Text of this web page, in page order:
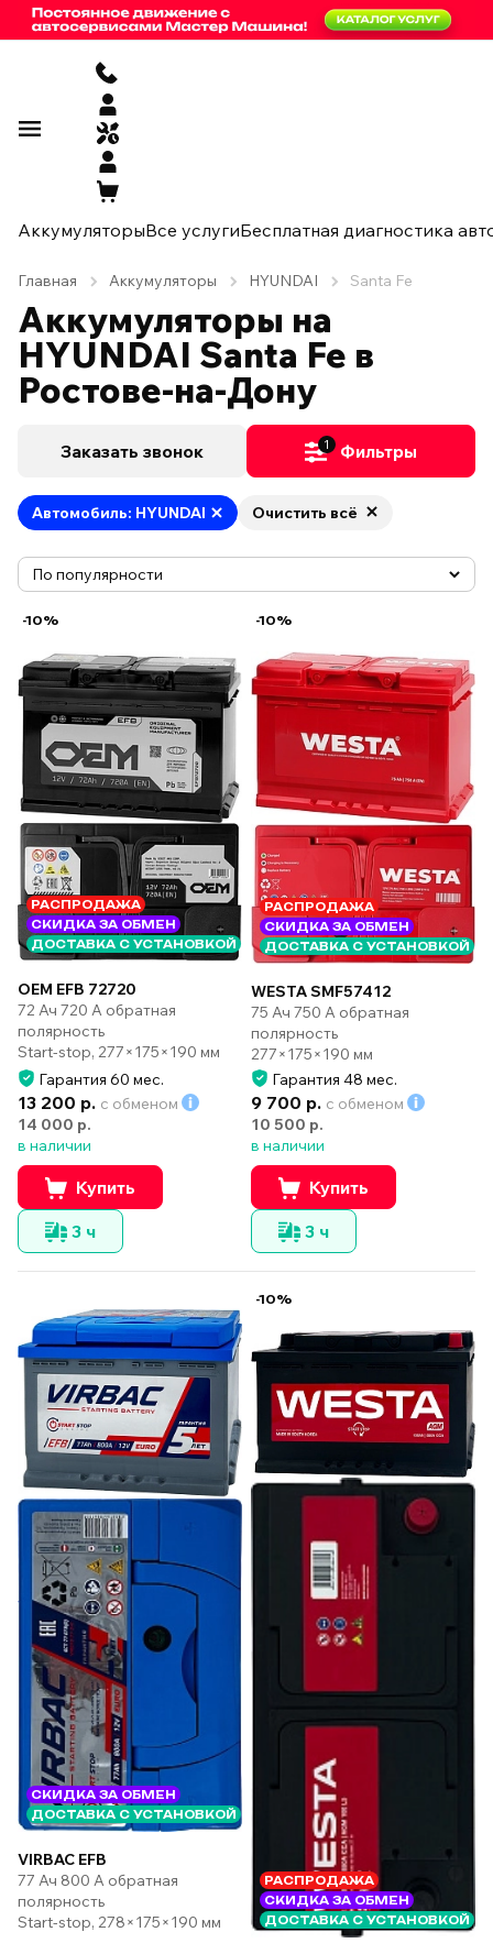
АккумуляторыВсе услугиБесплатная диагностика
Главная Аккумуляторы HYUNDAI Santa Fe
Аккумуляторы на
HYUNDAI Santa Fe в
Ростове-на-Дону
Заказать звонок 1 Фильтры
Автомобиль: HYUNDAI Очистить всё
-10%
РАСПРОДАЖА
СКИДКА ЗА ОБМЕН
ДОСТАВКА С УСТАНОВКОЙ
OEM EFB 72720
72 Ач 720 А обратная
полярность
Start-stop, 277×175×190 мм
Гарантия 60 мес.
13 200 р. с обменом
14 000 р.
в наличии
Купить
3 ч
-10%
РАСПРОДАЖА
СКИДКА ЗА ОБМЕН
ДОСТАВКА С УСТАНОВКОЙ
WESTA SMF57412
75 Ач 750 А обратная
полярность
277×175×190 мм
Гарантия 48 мес.
9 700 р. с обменом
10 500 р.
в наличии
Купить
3 ч
СКИДКА ЗА ОБМЕН
ДОСТАВКА С УСТАНОВКОЙ
VIRBAC EFB
77 Ач 800 А обратная
полярность
Start-stop, 278×175×190 мм
-10%
РАСПРОДАЖА
СКИДКА ЗА ОБМЕН
ДОСТАВКА С УСТАНОВКОЙ